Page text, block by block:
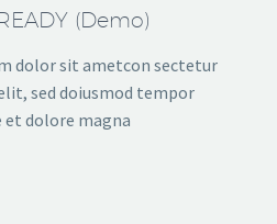
(Demo)
dolor sit ametcon sectetur
sed doiusmod tempor
et dolore magna